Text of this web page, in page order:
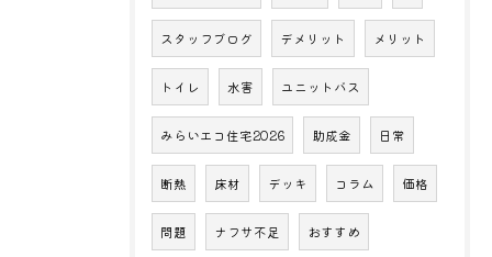
スタッフブログ デメリット メリット
トイレ 水害 ユニットバス
みらいエコ住宅2026 助成金 日常
断熱 床材 デッキ コラム 価格
問題 ナフサ不足 おすすめ